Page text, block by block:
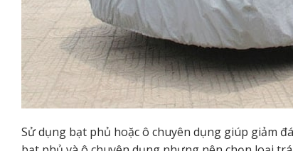
Sử dụng bạt phủ hoặc ô chuyên dụng giúp giảm